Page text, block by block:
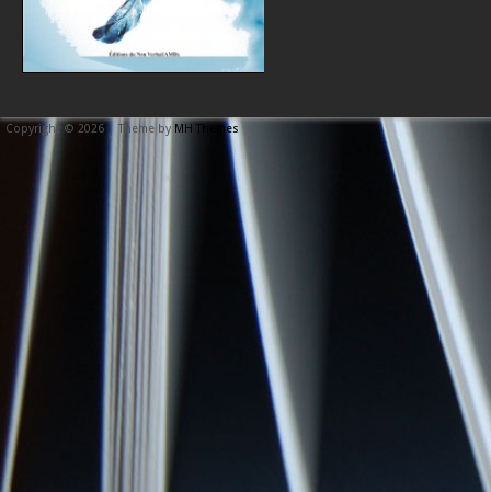
Copyright © 2026 | Theme by MH Themes